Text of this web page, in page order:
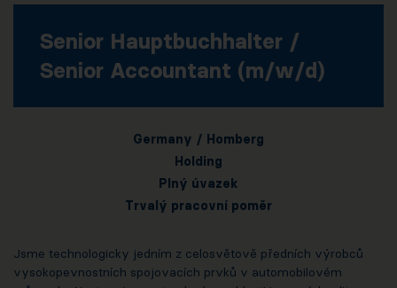
Senior Hauptbuchhalter /
Senior Accountant (m/w/d)
Germany / Homberg
Holding
Plný úvazek
Trvalý pracovní poměr
Jsme technologicky jedním z celosvětově předních výrobců
vysokopevnostních spojovacích prvků v automobilovém